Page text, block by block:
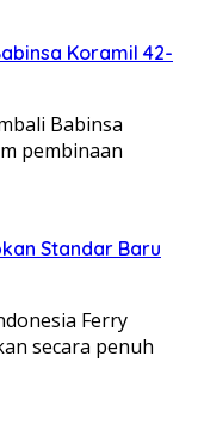
Koramil 42-
Babinsa
pembinaan
Standar Baru
Ferry
secara penuh